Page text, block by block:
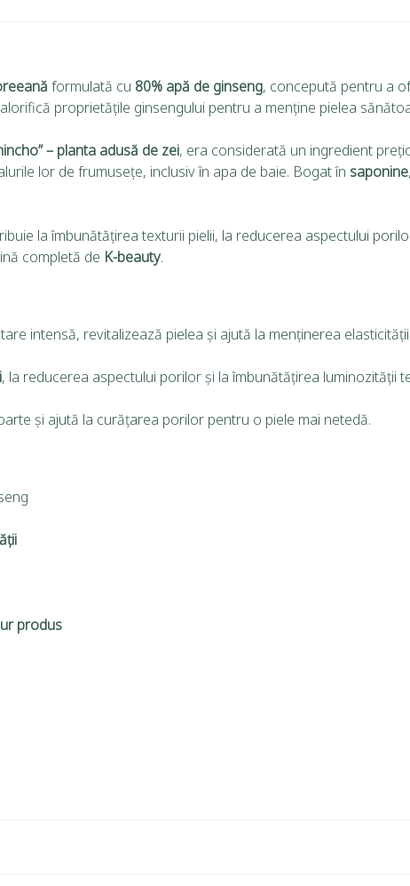
formulată cu 80% apă de ginseng, concepută pentru a
proprietățile ginsengului pentru a menține pielea
– planta adusă de zei, era considerată un ingredient
lor de frumusețe, inclusiv în apa de baie. Bogat în saponine
la îmbunătățirea texturii pielii, la reducerea aspectului
completă de K-beauty.
intensă, revitalizează pielea și ajută la menținerea
, la reducerea aspectului porilor și la îmbunătățirea luminozității
și ajută la curățarea porilor pentru o piele mai netedă.
produs